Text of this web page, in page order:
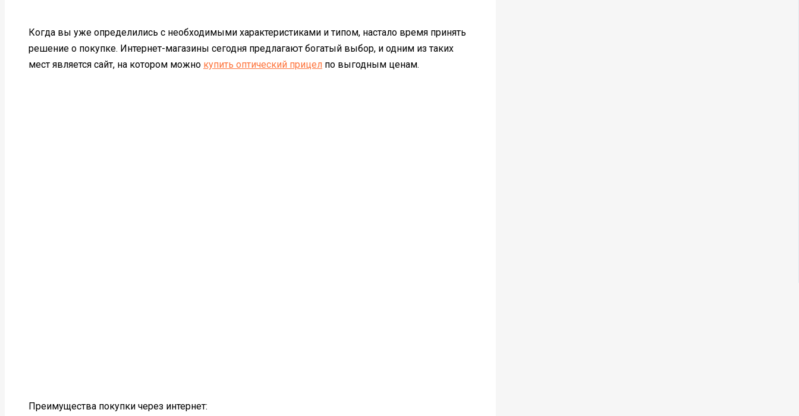
Когда вы уже определились с необходимыми характеристиками и типом, настало время принять
решение о покупке. Интернет-магазины сегодня предлагают богатый выбор, и одним из таких
мест является сайт, на котором можно купить оптический прицел по выгодным ценам.
Преимущества покупки через интернет: